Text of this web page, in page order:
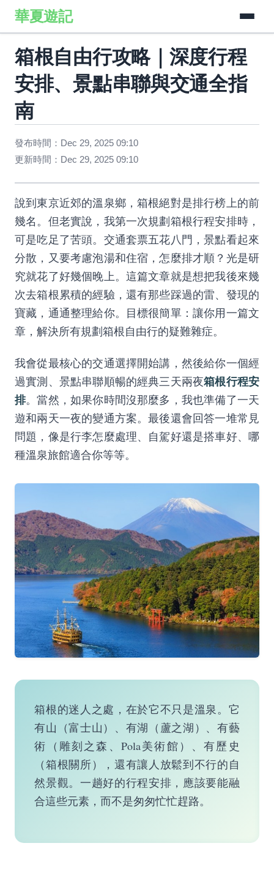
華夏遊記
箱根自由行攻略｜深度行程
安排、景點串聯與交通全指
南
發布時間：Dec 29, 2025 09:10
更新時間：Dec 29, 2025 09:10
說到東京近郊的溫泉鄉，箱根絕對是排行榜上的前
幾名。但老實說，我第一次規劃箱根行程安排時，
可是吃足了苦頭。交通套票五花八門，景點看起來
分散，又要考慮泡湯和住宿，怎麼排才順？光是研
究就花了好幾個晚上。這篇文章就是想把我後來幾
次去箱根累積的經驗，還有那些踩過的雷、發現的
寶藏，通通整理給你。目標很簡單：讓你用一篇文
章，解決所有規劃箱根自由行的疑難雜症。
我會從最核心的交通選擇開始講，然後給你一個經
過實測、景點串聯順暢的經典三天兩夜箱根行程安
排。當然，如果你時間沒那麼多，我也準備了一天
遊和兩天一夜的變通方案。最後還會回答一堆常見
問題，像是行李怎麼處理、自駕好還是搭車好、哪
種溫泉旅館適合你等等。
箱根的迷人之處，在於它不只是溫泉。它
有山（富士山）、有湖（蘆之湖）、有藝
術（雕刻之森、Pola美術館）、有歷史
（箱根關所），還有讓人放鬆到不行的自
然景觀。一趟好的行程安排，應該要能融
合這些元素，而不是匆匆忙忙趕路。